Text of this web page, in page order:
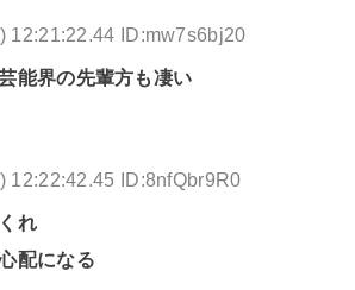
12:21:22.44 ID:mw7s6bj20
能界の先輩方も凄い
12:22:42.45 ID:8nfQbr9R0
れ
配になる